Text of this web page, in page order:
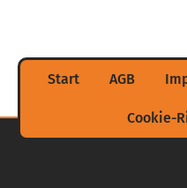
Start AGB
Cookie-